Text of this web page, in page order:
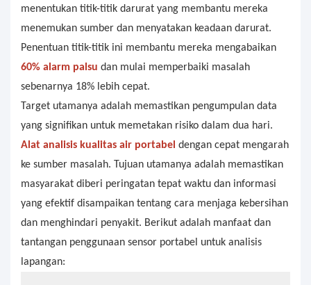
menentukan titik-titik darurat yang membantu mereka
menemukan sumber dan menyatakan keadaan darurat.
Penentuan titik-titik ini membantu mereka mengabaikan
60% alarm palsu dan mulai memperbaiki masalah
sebenarnya 18% lebih cepat.
Target utamanya adalah memastikan pengumpulan data
yang signifikan untuk memetakan risiko dalam dua hari.
Alat analisis kualitas air portabel dengan cepat mengarah
ke sumber masalah. Tujuan utamanya adalah memastikan
masyarakat diberi peringatan tepat waktu dan informasi
yang efektif disampaikan tentang cara menjaga kebersihan
dan menghindari penyakit. Berikut adalah manfaat dan
tantangan penggunaan sensor portabel untuk analisis
lapangan: